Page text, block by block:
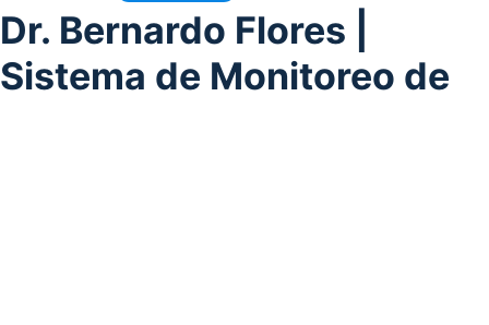
Dr. Bernardo Flores |
Sistema de Monitoreo de